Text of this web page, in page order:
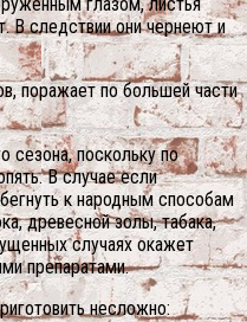
глазом, листья
В следствии они чернеют и
поражает по большей части
сезона, поскольку по
В случае если
к народным способам
древесной золы, табака,
случаях окажет
препаратами.
несложно: